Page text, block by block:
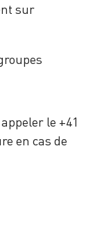
sur
le +41
en cas de